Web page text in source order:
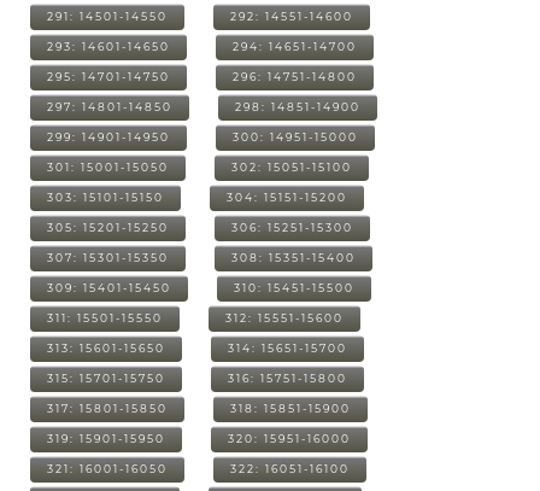
291: 14501-14550 292: 14551-14600
293: 14601-14650 294: 14651-14700
295: 14701-14750 296: 14751-14800
297: 14801-14850 298: 14851-14900
299: 14901-14950 300: 14951-15000
301: 15001-15050 302: 15051-15100
303: 15101-15150 304: 15151-15200
305: 15201-15250 306: 15251-15300
307: 15301-15350 308: 15351-15400
309: 15401-15450 310: 15451-15500
311: 15501-15550 312: 15551-15600
313: 15601-15650 314: 15651-15700
315: 15701-15750 316: 15751-15800
317: 15801-15850 318: 15851-15900
319: 15901-15950 320: 15951-16000
321: 16001-16050 322: 16051-16100